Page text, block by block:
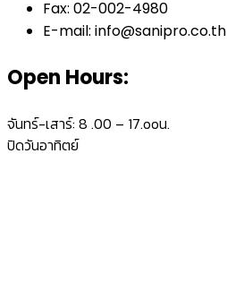
Fax: 02-002-4980
E-mail: info@sanipro.co.th
Open Hours:
จันทร์-เสาร์: 8 .00 – 17.ooน.
ปิดวันอาทิตย์